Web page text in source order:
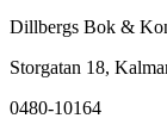
Dillbergs Bok &
Storgatan 18,
0480-10164